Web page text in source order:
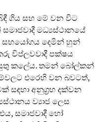
බිඳී ගිය සහ මේ වන විට
මධ්‍යස්ථානයේ
දෙමින් හුන්
විප්ලවවාදී පක්ෂය
කලේය. තමන් බෝල්කන්
එරෙහි වන බවටත්,
සඳහා අනුග්‍රහ දක්වන
ව්‍යාජ ලෙස
සමාජවාදී හෝ